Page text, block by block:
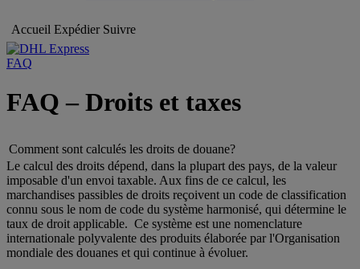
Accueil Expédier Suivre
FAQ
FAQ – Droits et taxes
Comment sont calculés les droits de douane?
Le calcul des droits dépend, dans la plupart des pays, de la valeur
imposable d'un envoi taxable. Aux fins de ce calcul, les
marchandises passibles de droits reçoivent un code de classification
connu sous le nom de code du système harmonisé, qui détermine le
taux de droit applicable. Ce système est une nomenclature
internationale polyvalente des produits élaborée par l'Organisation
mondiale des douanes et qui continue à évoluer.